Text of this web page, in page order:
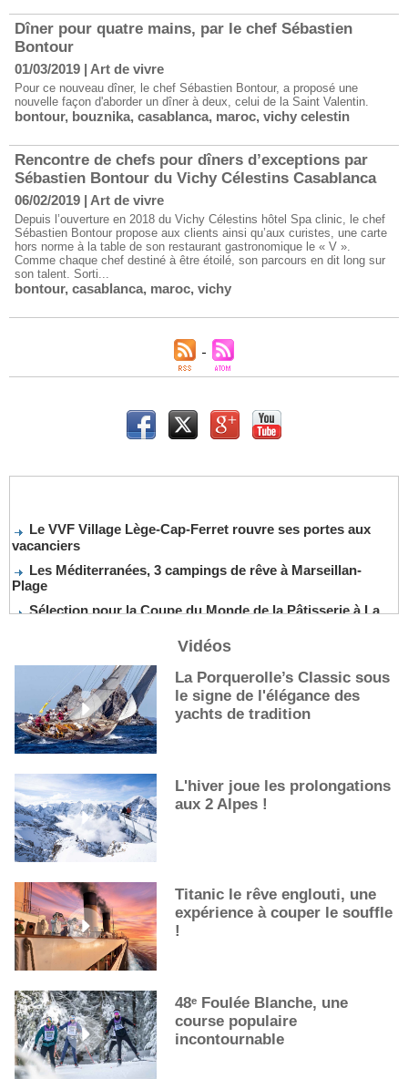
Dîner pour quatre mains, par le chef Sébastien
Bontour
01/03/2019 | Art de vivre
Pour ce nouveau dîner, le chef Sébastien Bontour, a proposé une
nouvelle façon d'aborder un dîner à deux, celui de la Saint Valentin.
bontour, bouznika, casablanca, maroc, vichy celestin
Rencontre de chefs pour dîners d’exceptions par
Sébastien Bontour du Vichy Célestins Casablanca
06/02/2019 | Art de vivre
Depuis l’ouverture en 2018 du Vichy Célestins hôtel Spa clinic, le chef
Sébastien Bontour propose aux clients ainsi qu’aux curistes, une carte
hors norme à la table de son restaurant gastronomique le « V ».
Comme chaque chef destiné à être étoilé, son parcours en dit long sur
son talent. Sorti...
bontour, casablanca, maroc, vichy
Le VVF Village Lège-Cap-Ferret rouvre ses portes aux
vacanciers
Les Méditerranées, 3 campings de rêve à Marseillan-
Plage
Sélection pour la Coupe du Monde de la Pâtisserie à La
De nouveaux cocktails, stars de l’été
Les cocktails, stars de l’été
La première sélection des grappes du Guide Michelin
Vidéos
La Porquerolle’s Classic sous
le signe de l'élégance des
yachts de tradition
L'hiver joue les prolongations
aux 2 Alpes !
Titanic le rêve englouti, une
expérience à couper le souffle
!
48ᵉ Foulée Blanche, une
course populaire
incontournable